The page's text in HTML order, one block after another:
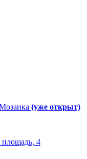
(уже открыт)
площадь, 4